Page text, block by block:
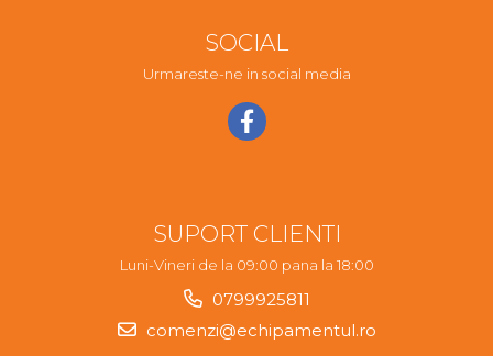
SOCIAL
Urmareste-ne in social media
SUPORT CLIENTI
Luni-Vineri de la 09:00 pana la 18:00
0799925811
comenzi@echipamentul.ro